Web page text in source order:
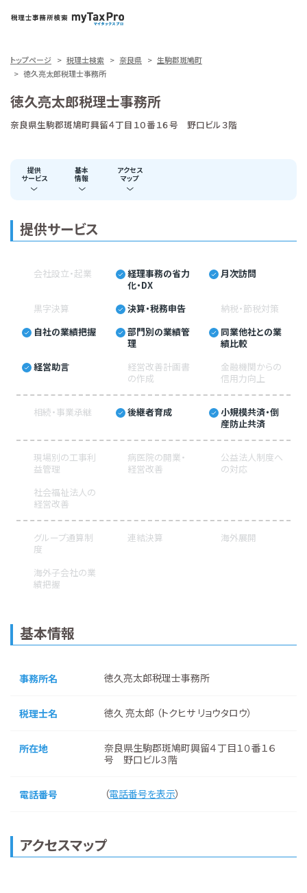
トップページ 税理士検索 奈良県
生駒郡斑鳩町
徳久亮太郎税理士事務所
徳久亮太郎税理士事務所
奈良県生駒郡斑鳩町興留４丁目１０番１６号 野口ビル３階
提供
サービス
基本
情報
アクセス
マップ
提供サービス
会社設立・起業
経理事務の省力
化・DX
月次訪問
黒字決算 決算・税務申告
納税・節税対策
自社の業績把握
部門別の業績管
理
同業他社との業
績比較
経営助言
経営改善計画書
の作成
金融機関からの
信用力向上
相続・事業承継 後継者育成
小規模共済・倒
産防止共済
現場別の工事利
益管理
病医院の開業・
経営改善
公益法人制度へ
の対応
社会福祉法人の
経営改善
グループ通算制
度
連結決算 海外展開
海外子会社の業
績把握
基本情報
事務所名 徳久亮太郎税理士事務所
税理士名 徳久 亮太郎 （トクヒサ リョウタロウ）
所在地
奈良県生駒郡斑鳩町興留４丁目１０番１６
号 野口ビル３階
電話番号 （電話番号を表示）
アクセスマップ